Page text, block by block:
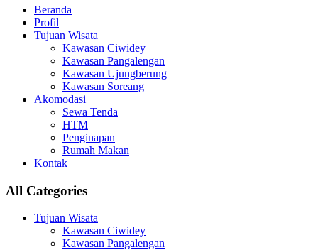
Beranda
Profil
Tujuan Wisata
Kawasan Ciwidey
Kawasan Pangalengan
Kawasan Ujungberung
Kawasan Soreang
Akomodasi
Sewa Tenda
HTM
Penginapan
Rumah Makan
Kontak
All Categories
Tujuan Wisata
Kawasan Ciwidey
Kawasan Pangalengan